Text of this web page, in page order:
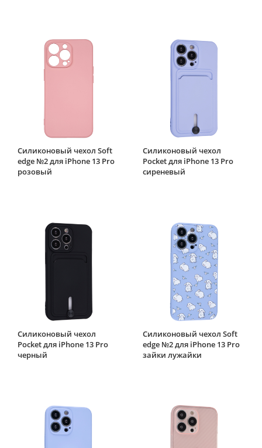
Силиконовый чехол Soft
edge №2 для iPhone 13 Pro
розовый
Силиконовый чехол
Pocket для iPhone 13 Pro
сиреневый
Силиконовый чехол
Pocket для iPhone 13 Pro
черный
Силиконовый чехол Soft
edge №2 для iPhone 13 Pro
зайки лужайки